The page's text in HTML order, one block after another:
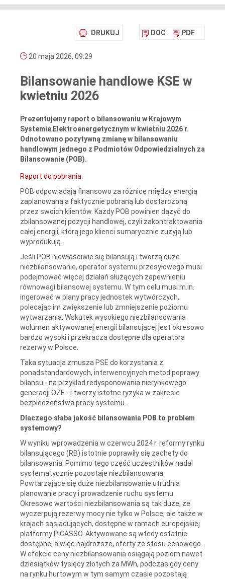
DRUKUJ DOC PDF
20 maja 2026, 09:29
Bilansowanie handlowe KSE w
kwietniu 2026
Prezentujemy raport o bilansowaniu w Krajowym
Systemie Elektroenergetycznym w kwietniu 2026 r.
Odnotowano pozytywną zmianę w bilansowaniu
handlowym jednego z Podmiotów Odpowiedzialnych za
Bilansowanie (POB).
Raport do pobrania.
POB odpowiadają finansowo za różnicę między energią
zaplanowaną a faktycznie pobraną lub dostarczoną
przez swoich klientów. Każdy POB powinien dążyć do
zbilansowanej pozycji handlowej, czyli zakontraktowania
całej energii, którą jego klienci sumarycznie zużyją lub
wyprodukują.
Jeśli POB niewłaściwie się bilansują i tworzą duże
niezbilansowanie, operator systemu przesyłowego musi
podejmować więcej działań służących zapewnieniu
równowagi bilansowej systemu. W tym celu musi m.in.
ingerować w plany pracy jednostek wytwórczych,
polecając im zwiększenie lub zmniejszenie poziomu
wytwarzania. Wskutek wysokiego niezbilansowania
wolumen aktywowanej energii bilansującej jest okresowo
bardzo wysoki i przekracza dostępne dla operatora
rezerwy w Polsce.
Taka sytuacja zmusza PSE do korzystania z
ponadstandardowych, interwencyjnych metod poprawy
bilansu - na przykład redysponowania nierynkowego
generacji OZE - i tworzy istotne ryzyka w zakresie
bezpieczeństwa pracy systemu.
Dlaczego słaba jakość bilansowania POB to problem
systemowy?
W wyniku wprowadzenia w czerwcu 2024 r. reformy rynku
bilansującego (RB) istotnie poprawiły się zachęty do
bilansowania. Pomimo tego część uczestników nadal
systematycznie pozostaje niezbilansowana.
Powtarzające się duże niezbilansowanie utrudnia
planowanie pracy i prowadzenie ruchu systemu.
Okresowo wartości niezbilansowania są tak duże, że
wyczerpują rezerwy mocy nie tylko w Polsce, ale także w
krajach sąsiadujących, dostępne w ramach europejskiej
platformy PICASSO. Aktywowane są wtedy ostatnie
dostępne, a więc najdroższe, oferty ze stosu cenowego.
W efekcie ceny niezbilansowania osiągają poziom nawet
dziesiątków tysięcy złotych za MWh, podczas gdy ceny
na rynku hurtowym w tym samym czasie pozostają